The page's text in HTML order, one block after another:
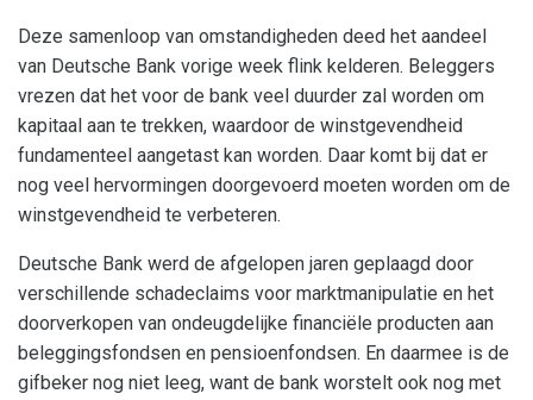
Deze samenloop van omstandigheden deed het aandeel
van Deutsche Bank vorige week flink kelderen. Beleggers
vrezen dat het voor de bank veel duurder zal worden om
kapitaal aan te trekken, waardoor de winstgevendheid
fundamenteel aangetast kan worden. Daar komt bij dat er
nog veel hervormingen doorgevoerd moeten worden om de
winstgevendheid te verbeteren.
Deutsche Bank werd de afgelopen jaren geplaagd door
verschillende schadeclaims voor marktmanipulatie en het
doorverkopen van ondeugdelijke financiële producten aan
beleggingsfondsen en pensioenfondsen. En daarmee is de
gifbeker nog niet leeg, want de bank worstelt ook nog met